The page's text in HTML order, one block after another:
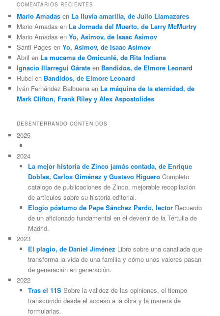
COMENTARIOS RECIENTES
Mario Amadas en La lluvia amarilla, de Julio Llamazares
Mario Amadas en La Jornada del Muerto, de Larry McMurtry
Mario Amadas enYo, Asimov, de Isaac Asimov
Santi Pages enYo, Asimov, de Isaac Asimov
Abril en La mucama de Omicunlé, de Rita Indiana
Ignacio Illarregui Gárate en Bandidos, de Elmore Leonard
Rubel en Bandidos, de Elmore Leonard
Iván Fernández Balbuena en La máquina de la eternidad, de
Mark Clifton, Frank Riley y Alex Aspostolides
DESENTERRANDO CONTENIDOS
2025
2024
La mejor historia de Zinco jamás contada, de Enrique
Doblas, Carlos Giménez y Gustavo HigueroCompleto
catálogo de publicaciones de Zinco, mejorable recopilación
de artículos sobre su historia editorial.
Elogio póstumo de Pepe Sánchez Pardo, lectorRecuerdo
de un aficionado fundamental en el devenir de la Tertulia de
Madrid.
2023
El plagio, de Daniel Jiménez Libro sobre una canallada que
transforma la vida de una familia y cómo unos valores pasan
de generación en generación.
2022
Tras el 11SSobre la validez de las opiniones, el tiempo
transcurrido desde el acceso a la obra y la manera de
formularlas.